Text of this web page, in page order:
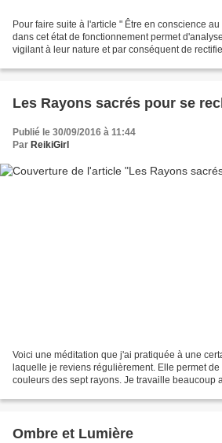
Pour faire suite à l'article " Être en conscience
dans cet état de fonctionnement permet
vigilant à leur nature et par conséquent de
Les Rayons sacrés pour se
Publié le 30/09/2016 à 11:44
Par ReikiGirl
Voici une méditation que j'ai pratiquée à une
laquelle je reviens régulièrement. Elle permet
couleurs des sept rayons. Je travaille beaucoup
Ombre et Lumière